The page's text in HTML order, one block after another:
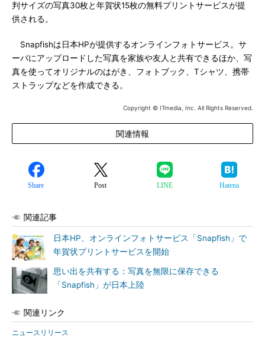
判サイズの写真30枚と年賀状15枚の無料プリントサービスが提
供される。
Snapfishは日本HPが提供するオンラインフォトサービス。サ
ーバにアップロードした写真を家族や友人と共有できるほか、写
真を使ってオリジナルのはがき、フォトブック、Tシャツ、携帯
ストラップなどを作成できる。
Copyright © ITmedia, Inc. All Rights Reserved.
関連情報
Share Post LINE Hatena
関連記事
日本HP、オンラインフォトサービス「Snapfish」で
年賀状プリントサービスを開始
思い出を共有する：写真を無限に保存できる
「Snapfish」が日本上陸
関連リンク
ニュースリリース